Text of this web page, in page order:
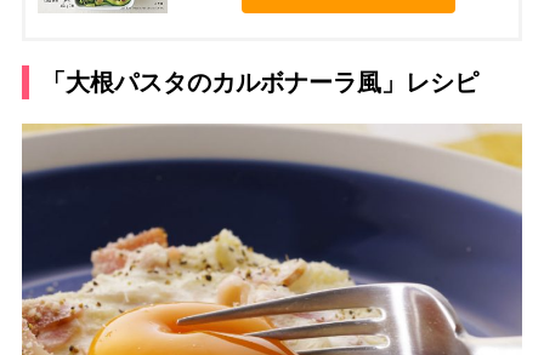
「大根パスタのカルボナーラ風」レシピ